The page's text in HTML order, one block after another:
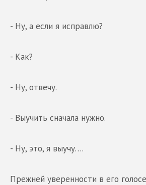
- Ну, а если я исправлю?
- Как?
- Ну, отвечу.
- Выучить сначала нужно.
- Ну, это, я выучу….
Прежней уверенности в его